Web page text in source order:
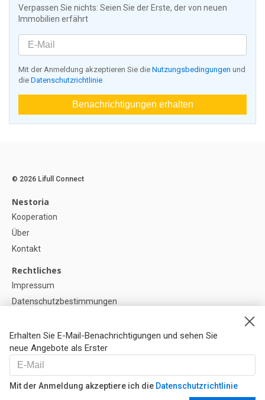
Verpassen Sie nichts: Seien Sie der Erste, der von neuen
Immobilien erfährt
Mit der Anmeldung akzeptieren Sie die Nutzungsbedingungen und
die Datenschutzrichtlinie
Benachrichtigungen erhalten
Erhalten Sie E-Mail-Benachrichtigungen und sehen Sie
neue Angebote als Erster
Mit der Anmeldung akzeptiere ich die Datenschutzrichtlinie
© 2026 Lifull Connect
Nestoria
Kooperation
Über
Kontakt
Rechtliches
Impressum
Datenschutzbestimmungen
Cookie-Einstellunge
Hilfe
FAQ
Unsere Partner